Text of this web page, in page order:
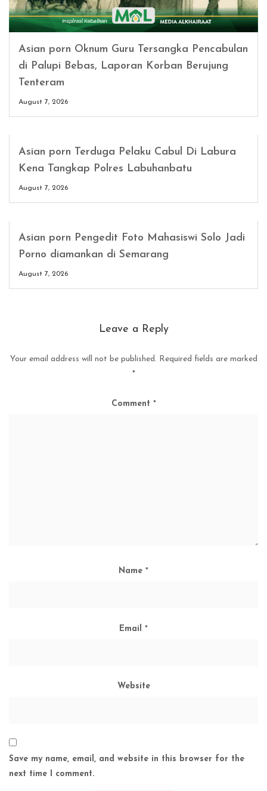
Asian porn Oknum Guru Tersangka Pencabulan
di Palupi Bebas, Laporan Korban Berujung
Tenteram
August 7, 2026
Asian porn Terduga Pelaku Cabul Di Labura
Kena Tangkap Polres Labuhanbatu
August 7, 2026
Asian porn Pengedit Foto Mahasiswi Solo Jadi
Porno diamankan di Semarang
August 7, 2026
Leave a Reply
Your email address will not be published. Required fields are marked
*
Comment *
Name *
Email *
Website
Save my name, email, and website in this browser for the
next time I comment.